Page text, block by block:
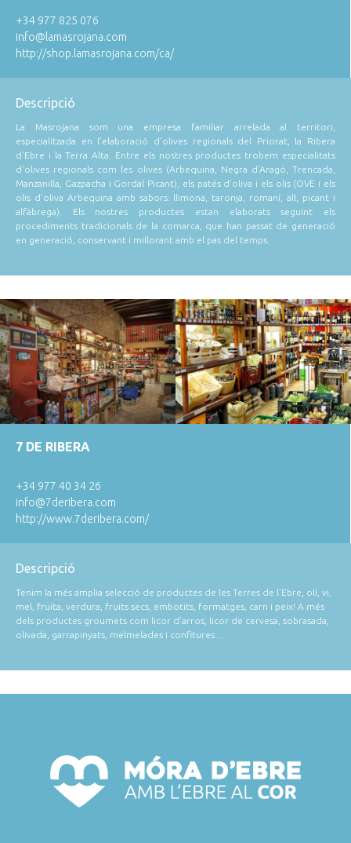
+34 977 825 076
info@lamasrojana.com
http://shop.lamasrojana.com/ca/
Descripció
La Masrojana som una empresa familiar arrelada al territori,
especialitzada en l’elaboració d’olives regionals del Priorat, la Ribera
d’Ebre i la Terra Alta. Entre els nostres productes trobem especialitats
d’olives regionals com les olives (Arbequina, Negra d’Aragó, Trencada,
Manzanilla, Gazpacha i Gordal Picant), els patés d’oliva i els olis (OVE i els
olis d’oliva Arbequina amb sabors: llimona, taronja, romaní, all, picant i
alfàbrega). Els nostres productes estan elaborats seguint els
procediments tradicionals de la comarca, que han passat de generació
en generació, conservant i millorant amb el pas del temps.
7 DE RIBERA
+34 977 40 34 26
info@7deribera.com
http://www.7deribera.com/
Descripció
Tenim la més amplia selecció de productes de les Terres de l’Ebre, oli, vi,
mel, fruita, verdura, fruits secs, embotits, formatges, carn i peix! A més
dels productes groumets com licor d’arros, licor de cervesa, sobrasada,
olivada, garrapinyats, melmelades i confitures…